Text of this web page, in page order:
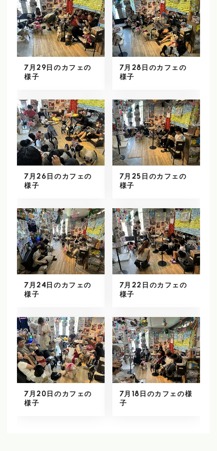
7月29日のカフェの
様子
7月28日のカフェの
様子
7月26日のカフェの
様子
7月25日のカフェの
様子
7月24日のカフェの
様子
7月22日のカフェの
様子
7月20日のカフェの
様子
7月18日のカフェの様
子